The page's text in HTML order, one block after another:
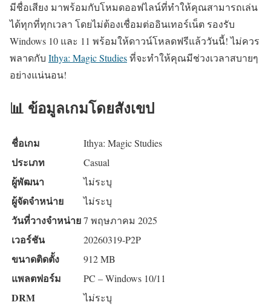
มีชื่อเสียง มาพร้อมกับโหมดออฟไลน์ที่ทำให้คุณสามารถเล่น
ได้ทุกที่ทุกเวลา โดยไม่ต้องเชื่อมต่ออินเทอร์เน็ต รองรับ
Windows 10 และ 11 พร้อมให้ดาวน์โหลดฟรีแล้ววันนี้! ไม่ควร
พลาดกับ Ithya: Magic Studiesที่จะทำให้คุณมีช่วงเวลาสบายๆ
อย่างแน่นอน!
📊 ข้อมูลเกมโดยสังเขป
ชื่อเกม Ithya: Magic Studies
ประเภท Casual
ผู้พัฒนา ไม่ระบุ
ผู้จัดจำหน่าย ไม่ระบุ
วันที่วางจำหน่าย7 พฤษภาคม 2025
เวอร์ชัน 20260319-P2P
ขนาดติดตั้ง 912 MB
แพลตฟอร์ม PC – Windows 10/11
DRM ไม่ระบุ